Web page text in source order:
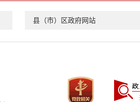
县（市）区政府网站